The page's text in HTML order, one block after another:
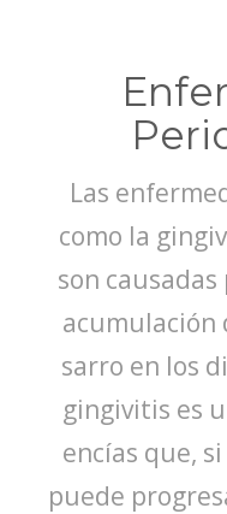
Las
como la
son
acumulación
sarro en los
gingivitis es
encías que,
puede